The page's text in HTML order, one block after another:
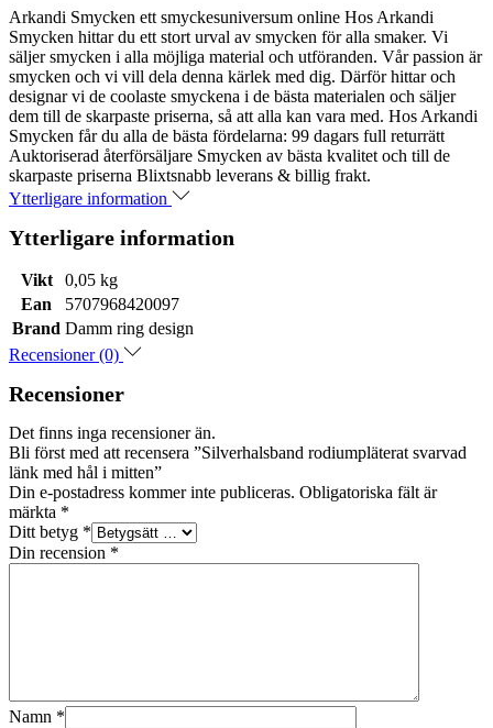
Arkandi Smycken ett smyckesuniversum online Hos Arkandi
Smycken hittar du ett stort urval av smycken för alla smaker. Vi
säljer smycken i alla möjliga material och utföranden. Vår passion är
smycken och vi vill dela denna kärlek med dig. Därför hittar och
designar vi de coolaste smyckena i de bästa materialen och säljer
dem till de skarpaste priserna, så att alla kan vara med. Hos Arkandi
Smycken får du alla de bästa fördelarna: 99 dagars full returrätt
Auktoriserad återförsäljare Smycken av bästa kvalitet och till de
skarpaste priserna Blixtsnabb leverans & billig frakt.
Ytterligare information
Ytterligare information
Vikt
0,05 kg
Ean
5707968420097
Brand Damm ring design
Recensioner (0)
Recensioner
Det finns inga recensioner än.
Bli först med att recensera ”Silverhalsband rodiumpläterat svarvad
länk med hål i mitten”
Din e-postadress kommer inte publiceras. Obligatoriska fält är
märkta *
Ditt betyg *
Din recension *
Namn *